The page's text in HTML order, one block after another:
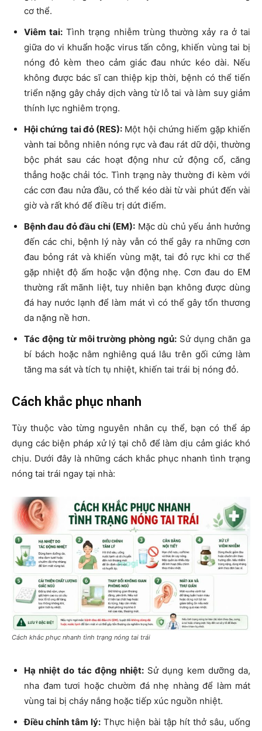
cơ thể.
Viêm tai: Tình trạng nhiễm trùng thường xảy ra ở tai
giữa do vi khuẩn hoặc virus tấn công, khiến vùng tai bị
nóng đỏ kèm theo cảm giác đau nhức kéo dài. Nếu
không được bác sĩ can thiệp kịp thời, bệnh có thể tiến
triển nặng gây chảy dịch vàng từ lỗ tai và làm suy giảm
thính lực nghiêm trọng.
Hội chứng tai đỏ (RES): Một hội chứng hiếm gặp khiến
vành tai bỗng nhiên nóng rực và đau rát dữ dội, thường
bộc phát sau các hoạt động như cử động cổ, căng
thẳng hoặc chải tóc. Tình trạng này thường đi kèm với
các cơn đau nửa đầu, có thể kéo dài từ vài phút đến vài
giờ và rất khó để điều trị dứt điểm.
Bệnh đau đỏ đầu chi (EM): Mặc dù chủ yếu ảnh hưởng
đến các chi, bệnh lý này vẫn có thể gây ra những cơn
đau bỏng rát và khiến vùng mặt, tai đỏ rực khi cơ thể
gặp nhiệt độ ấm hoặc vận động nhẹ. Cơn đau do EM
thường rất mãnh liệt, tuy nhiên bạn không được dùng
đá hay nước lạnh để làm mát vì có thể gây tổn thương
da nặng nề hơn.
Tác động từ môi trường phòng ngủ: Sử dụng chăn ga
bí bách hoặc nằm nghiêng quá lâu trên gối cứng làm
tăng ma sát và tích tụ nhiệt, khiến tai trái bị nóng đỏ.
Cách khắc phục nhanh
Tùy thuộc vào từng nguyên nhân cụ thể, bạn có thể áp
dụng các biện pháp xử lý tại chỗ để làm dịu cảm giác khó
chịu. Dưới đây là những cách khắc phục nhanh tình trạng
nóng tai trái ngay tại nhà:
Cách khắc phục nhanh tình trạng nóng tai trái
Hạ nhiệt do tác động nhiệt: Sử dụng kem dưỡng da,
nha đam tươi hoặc chườm đá nhẹ nhàng để làm mát
vùng tai bị cháy nắng hoặc tiếp xúc nguồn nhiệt.
Điều chỉnh tâm lý: Thực hiện bài tập hít thở sâu, uống